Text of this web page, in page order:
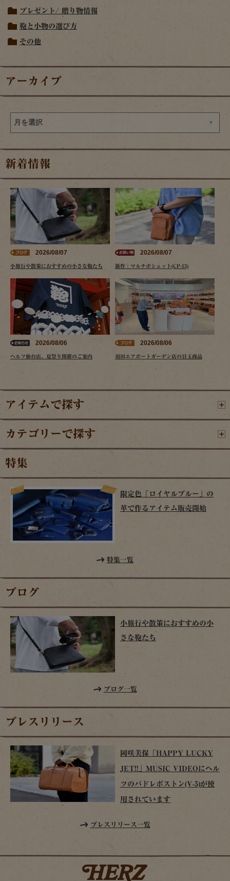
プレゼント/ 贈り物情報
鞄と小物の選び方
その他
アーカイブ
新着情報
2026/08/07
小旅行や散策におすすめの小さな鞄たち
2026/08/07
新作：マルチポシェット(CP-15)
2026/08/06
ヘルツ仙台店、夏祭り開催のご案内
2026/08/06
羽田エアポートガーデン店の目玉商品
アイテムで探す
カテゴリーで探す
特集
限定色「ロイヤルブルー」の
革で作るアイテム販売開始
特集一覧
ブログ
小旅行や散策におすすめの小
さな鞄たち
ブログ一覧
プレスリリース
岡咲美保「HAPPY LUCKY
JET!!」MUSIC VIDEOにヘル
ツのパドレボストン(V-5)が使
用されています
プレスリリース一覧